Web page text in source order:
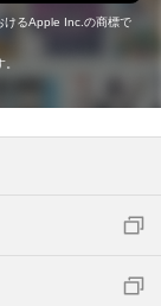
けるApple Inc.の商標で